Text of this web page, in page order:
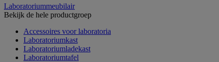
Laboratoriummeubilair
Bekijk de hele productgroep
Accessoires voor laboratoria
Laboratoriumkast
Laboratoriumladekast
Laboratoriumtafel